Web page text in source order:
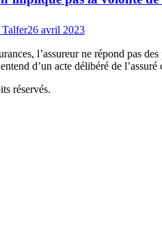
26 avril 2023
l’assureur ne répond pas
d’un acte délibéré de
réservés.